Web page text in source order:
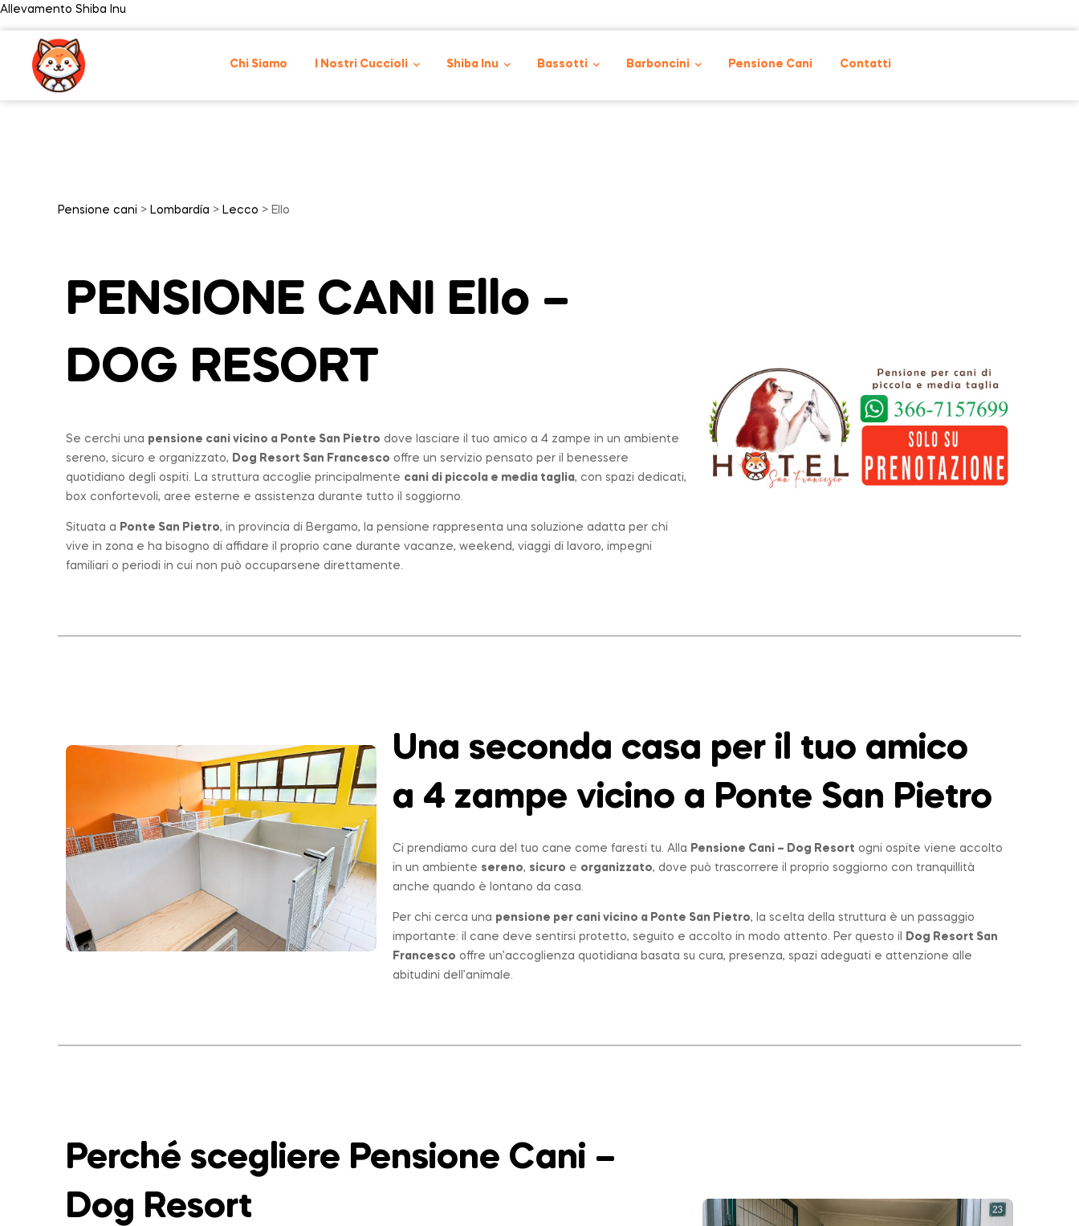
Allevamento Shiba Inu
Chi Siamo I Nostri Cuccioli Shiba Inu Bassotti Barboncini Pensione Cani Contatti
Pensione cani > Lombardía > Lecco > Ello
PENSIONE CANI Ello –
DOG RESORT
Se cerchi una pensione cani vicino a Ponte San Pietro dove lasciare il tuo amico a 4 zampe in un ambiente
sereno, sicuro e organizzato, Dog Resort San Francesco offre un servizio pensato per il benessere
quotidiano degli ospiti. La struttura accoglie principalmente cani di piccola e media taglia, con spazi dedicati,
box confortevoli, aree esterne e assistenza durante tutto il soggiorno.
Situata a Ponte San Pietro, in provincia di Bergamo, la pensione rappresenta una soluzione adatta per chi
vive in zona e ha bisogno di affidare il proprio cane durante vacanze, weekend, viaggi di lavoro, impegni
familiari o periodi in cui non può occuparsene direttamente.
Una seconda casa per il tuo amico
a 4 zampe vicino a Ponte San Pietro
Ci prendiamo cura del tuo cane come faresti tu. Alla Pensione Cani – Dog Resort ogni ospite viene accolto
in un ambiente sereno, sicuro e organizzato, dove può trascorrere il proprio soggiorno con tranquillità
anche quando è lontano da casa.
Per chi cerca una pensione per cani vicino a Ponte San Pietro, la scelta della struttura è un passaggio
importante: il cane deve sentirsi protetto, seguito e accolto in modo attento. Per questo il
Dog Resort San
Francesco offre un’accoglienza quotidiana basata su cura, presenza, spazi adeguati e attenzione alle
abitudini dell’animale.
Perché scegliere Pensione Cani –
Dog Resort